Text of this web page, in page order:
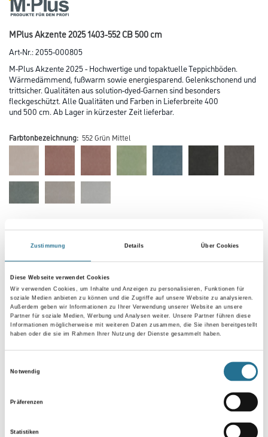
Zustimmung Details Über Cookies
Diese Webseite verwendet Cookies
Wir verwenden Cookies, um Inhalte und Anzeigen zu personalisieren, Funktionen für
soziale Medien anbieten zu können und die Zugriffe auf unsere Website zu analysieren.
Außerdem geben wir Informationen zu Ihrer Verwendung unserer Website an unsere
Partner für soziale Medien, Werbung und Analysen weiter. Unsere Partner führen diese
Informationen möglicherweise mit weiteren Daten zusammen, die Sie ihnen bereitgestellt
haben oder die sie im Rahmen Ihrer Nutzung der Dienste gesammelt haben.
Notwendig
Präferenzen
Statistiken
MPlus Akzente 2025 1403-552 CB 500 cm
Art-Nr.:2055-000805
M-Plus Akzente 2025 - Hochwertige und topaktuelle Teppichböden.
Wärmedämmend, fußwarm sowie energiesparend. Gelenkschonend und
trittsicher. Qualitäten aus solution-dyed-Garnen sind besonders
fleckgeschützt. Alle Qualitäten und Farben in Lieferbreite 400
und 500 cm. Ab Lager in kürzester Zeit lieferbar.
Farbtonbezeichnung: 552 Grün Mittel
Breite in centimeter